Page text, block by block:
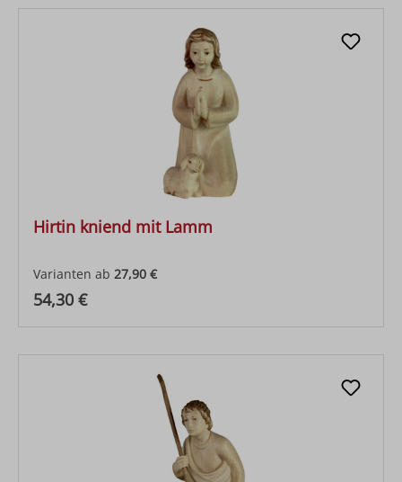
Hirtin kniend mit Lamm
Varianten ab 27,90 €
Regulärer Preis:
54,30 €